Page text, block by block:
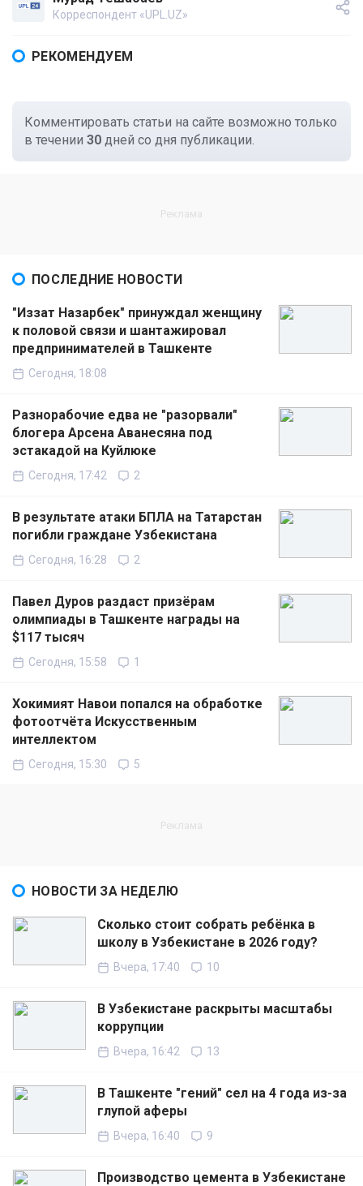
Корреспондент «UPL.UZ»
РЕКОМЕНДУЕМ
Комментировать статьи на сайте возможно только
в течении 30 дней со дня публикации.
ПОСЛЕДНИЕ НОВОСТИ
"Иззат Назарбек" принуждал женщину
к половой связи и шантажировал
предпринимателей в Ташкенте
Сегодня, 18:08
Разнорабочие едва не "разорвали"
блогера Арсена Аванесяна под
эстакадой на Куйлюке
Сегодня, 17:42 2
В результате атаки БПЛА на Татарстан
погибли граждане Узбекистана
Сегодня, 16:28 2
Павел Дуров раздаст призёрам
олимпиады в Ташкенте награды на
$117 тысяч
Сегодня, 15:58 1
Хокимият Навои попался на обработке
фотоотчёта Искусственным
интеллектом
Сегодня, 15:30 5
НОВОСТИ ЗА НЕДЕЛЮ
Сколько стоит собрать ребёнка в
школу в Узбекистане в 2026 году?
Вчера, 17:40 10
В Узбекистане раскрыты масштабы
коррупции
Вчера, 16:42 13
В Ташкенте "гений" сел на 4 года из-за
глупой аферы
Вчера, 16:40 9
Производство цемента в Узбекистане